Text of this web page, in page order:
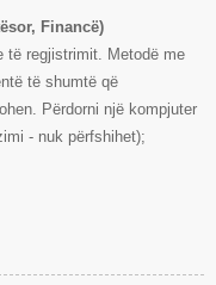
Financë)
të regjistrimit. Metodë me
të shumtë që
Përdorni një kompjuter
- nuk përfshihet);